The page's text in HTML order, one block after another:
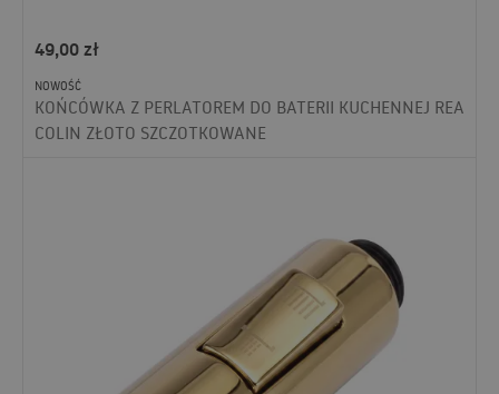
49,00zł
NOWOŚĆ
KOŃCÓWKA Z PERLATOREM DO BATERII KUCHENNEJ REA
COLIN ZŁOTO SZCZOTKOWANE